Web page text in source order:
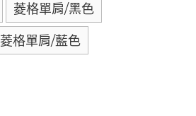
菱格單肩/黑色
菱格單肩/藍色